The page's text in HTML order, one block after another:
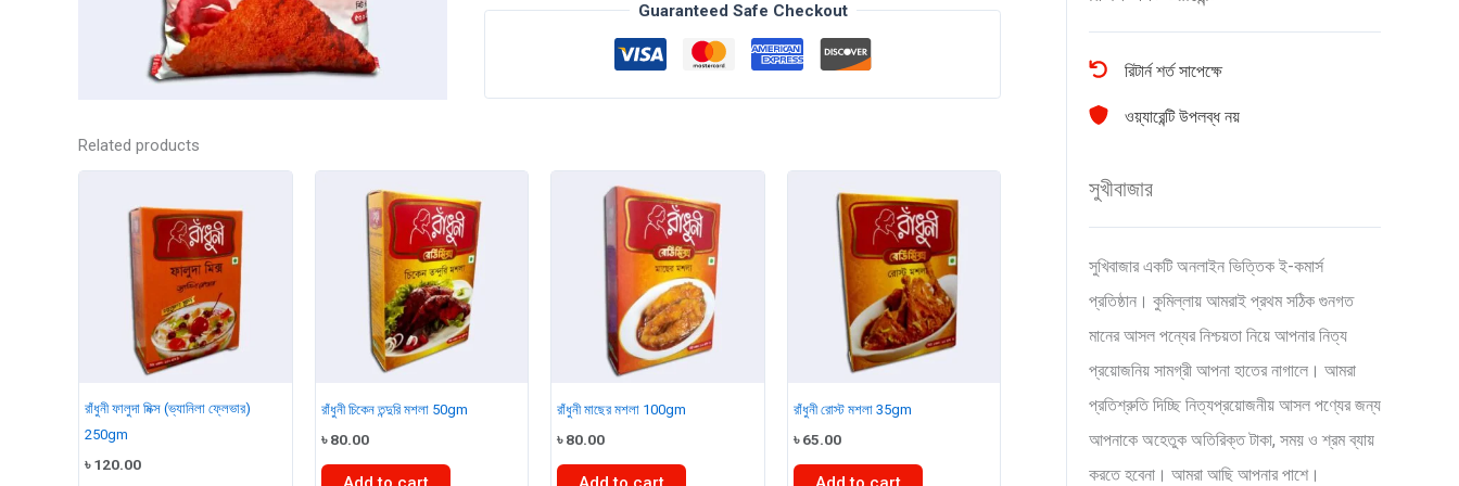
Guaranteed Safe Checkout
Related products
রাঁধুনী ফালুদা মিক্স (ভ্যানিলা ফ্লেভার)
250gm
৳120.00
রাঁধুনী চিকেন তন্দুরি মশলা 50gm
৳80.00
রাঁধুনী মাছের মশলা 100gm
৳80.00
রাঁধুনী রোস্ট মশলা 35gm
৳65.00
রিটার্ন শর্ত সাপেক্ষে
ওয়্যারেন্টি উপলব্ধ নয়
সুখীবাজার
সুখিবাজার একটি অনলাইন ভিত্তিক ই-কমার্স
প্রতিষ্ঠান। কুমিল্লায় আমরাই প্রথম সঠিক গুনগত
মানের আসল পন্যের নিশ্চয়তা নিয়ে আপনার নিত্য
প্রয়োজনিয় সামগ্রী আপনা হাতের নাগালে। আমরা
প্রতিশ্রুতি দিচ্ছি নিত্যপ্রয়োজনীয় আসল পণ্যের জন্য
আপনাকে অহেতুক অতিরিক্ত টাকা, সময় ও শ্রম ব্যায়
করতে হবেনা। আমরা আছি আপনার পাশে।